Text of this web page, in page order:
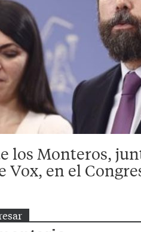
los Monteros,
Vox, en el